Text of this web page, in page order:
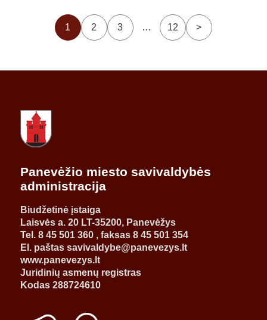
1 2 3 … 12 >
Panevėžio miesto savivaldybės
administracija
Biudžetinė įstaiga
Laisvės a. 20 LT-35200, Panevėžys
Tel. 8 45 501 360 , faksas 8 45 501 354
El. paštas savivaldybe@panevezys.lt
www.panevezys.lt
Juridinių asmenų registras
Kodas 288724610